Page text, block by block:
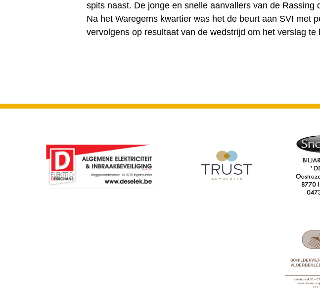
spits naast. De jonge en snelle aanvallers van de
Na het Waregems kwartier was het de beurt aan SVI met
vervolgens op resultaat van de wedstrijd om het verslag te